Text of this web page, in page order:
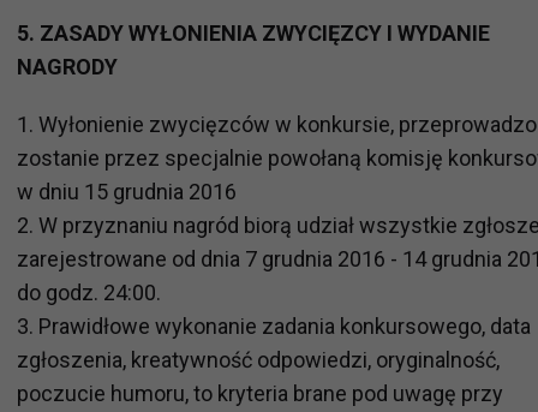
5. ZASADY WYŁONIENIA ZWYCIĘZCY I WYDANIE
NAGRODY
1. Wyłonienie zwycięzców w konkursie,
zostanie przez specjalnie powołaną komisję
w dniu 15 grudnia 2016
2. W przyznaniu nagród biorą udział wszystkie
zarejestrowane od dnia 7 grudnia 2016 - 14 grudnia
do godz. 24:00.
3. Prawidłowe wykonanie zadania konkursowego, data
zgłoszenia, kreatywność odpowiedzi, oryginalność,
poczucie humoru, to kryteria brane pod uwagę przy